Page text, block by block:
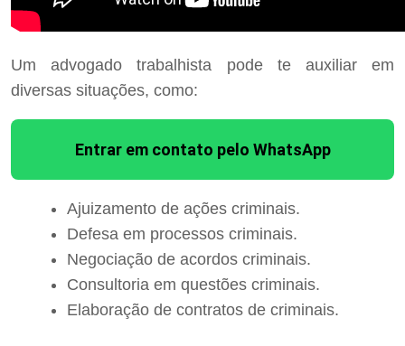
Um advogado trabalhista pode te auxiliar em
diversas situações, como:
Entrar em contato pelo WhatsApp
Ajuizamento de ações criminais.
Defesa em processos criminais.
Negociação de acordos criminais.
Consultoria em questões criminais.
Elaboração de contratos de criminais.